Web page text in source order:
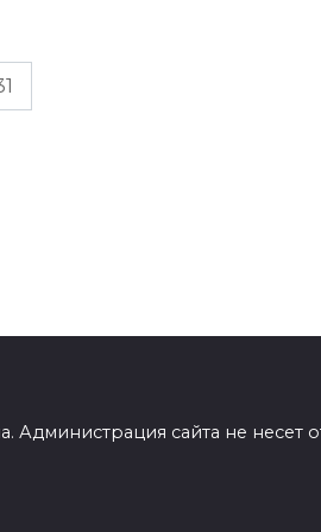
Администрация сайта не несет